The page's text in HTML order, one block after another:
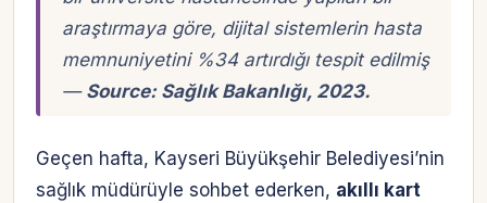
araştırmaya göre, dijital sistemlerin hasta
memnuniyetini %34 artırdığı tespit edilmiş
— Source: Sağlık Bakanlığı, 2023.
Geçen hafta, Kayseri Büyükşehir Belediyesi’nin
sağlık müdürüyle sohbet ederken, akıllı kart